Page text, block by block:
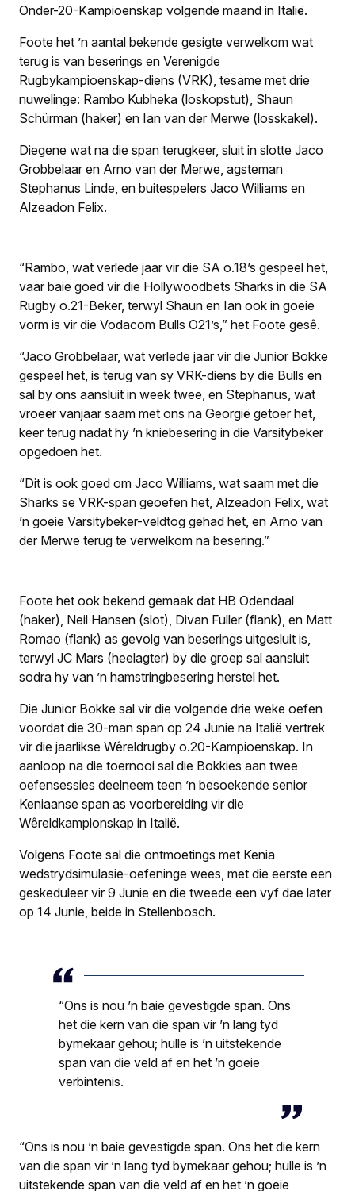
Onder-20-Kampioenskap volgende maand in Italië.
Foote het ’n aantal bekende gesigte verwelkom wat
terug is van beserings en Verenigde
Rugbykampioenskap-diens (VRK), tesame met drie
nuwelinge: Rambo Kubheka (loskopstut), Shaun
Schürman (haker) en Ian van der Merwe (losskakel).
Diegene wat na die span terugkeer, sluit in slotte Jaco
Grobbelaar en Arno van der Merwe, agsteman
Stephanus Linde, en buitespelers Jaco Williams en
Alzeadon Felix.
“Rambo, wat verlede jaar vir die SA o.18’s gespeel het,
vaar baie goed vir die Hollywoodbets Sharks in die SA
Rugby o.21-Beker, terwyl Shaun en Ian ook in goeie
vorm is vir die Vodacom Bulls O21’s,” het Foote gesê.
“Jaco Grobbelaar, wat verlede jaar vir die Junior Bokke
gespeel het, is terug van sy VRK-diens by die Bulls en
sal by ons aansluit in week twee, en Stephanus, wat
vroeër vanjaar saam met ons na Georgië getoer het,
keer terug nadat hy ’n kniebesering in die Varsitybeker
opgedoen het.
“Dit is ook goed om Jaco Williams, wat saam met die
Sharks se VRK-span geoefen het, Alzeadon Felix, wat
’n goeie Varsitybeker-veldtog gehad het, en Arno van
der Merwe terug te verwelkom na besering.”
Foote het ook bekend gemaak dat HB Odendaal
(haker), Neil Hansen (slot), Divan Fuller (flank), en Matt
Romao (flank) as gevolg van beserings uitgesluit is,
terwyl JC Mars (heelagter) by die groep sal aansluit
sodra hy van ’n hamstringbesering herstel het.
Die Junior Bokke sal vir die volgende drie weke oefen
voordat die 30-man span op 24 Junie na Italië vertrek
vir die jaarlikse Wêreldrugby o.20-Kampioenskap. In
aanloop na die toernooi sal die Bokkies aan twee
oefensessies deelneem teen ’n besoekende senior
Keniaanse span as voorbereiding vir die
Wêreldkampionskap in Italië.
Volgens Foote sal die ontmoetings met Kenia
wedstrydsimulasie-oefeninge wees, met die eerste een
geskeduleer vir 9 Junie en die tweede een vyf dae later
op 14 Junie, beide in Stellenbosch.
“Ons is nou ’n baie gevestigde span. Ons
het die kern van die span vir ’n lang tyd
bymekaar gehou; hulle is ’n uitstekende
span van die veld af en het ’n goeie
verbintenis.
“Ons is nou ’n baie gevestigde span. Ons het die kern
van die span vir ’n lang tyd bymekaar gehou; hulle is ’n
uitstekende span van die veld af en het ’n goeie